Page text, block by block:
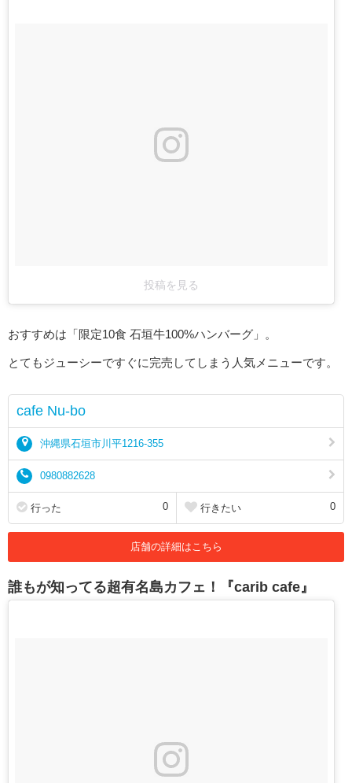
投稿を見る
おすすめは「限定10食 石垣牛100%ハンバーグ」。
とてもジューシーですぐに完売してしまう人気メニューです。
cafe Nu-bo
沖縄県石垣市川平1216-355
0980882628
行った 0 行きたい 0
店舗の詳細はこちら
誰もが知ってる超有名島カフェ！『carib cafe』